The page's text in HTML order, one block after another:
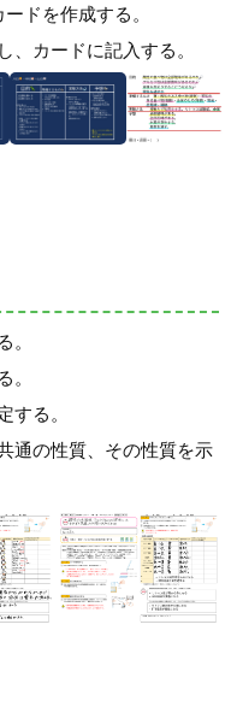
ドを作成する。
、カードに記入する。
。
。
する。
通の性質、その性質を示